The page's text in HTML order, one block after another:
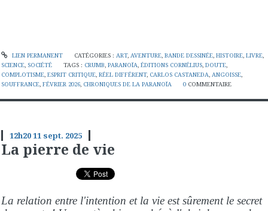
LIEN PERMANENT CATÉGORIES : ART, AVENTURE, BANDE DESSINÉE, HISTOIRE, LIVRE,
SCIENCE, SOCIÉTÉ TAGS : CRUMB,PARANOÏA,ÉDITIONS CORNÉLIUS,DOUTE,
COMPLOTISME, ESPRIT CRITIQUE, RÉEL DIFFÉRENT, CARLOS CASTANEDA, ANGOISSE,
SOUFFRANCE, FÉVRIER 2026, CHRONIQUES DE LA PARANOÏA 0 COMMENTAIRE
12h2011 sept. 2025
La pierre de vie
La relation entre l'intention et la vie est sûrement le secret